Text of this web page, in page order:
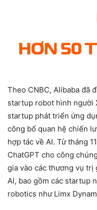
Theo CNBC, Alibaba đã
startup robot hình người
startup phát triển ứng
công bố quan hệ chiến
hợp tác về AI. Từ tháng
ChatGPT cho công
gia vào các thương vụ
AI, bao gồm các startup
robotics như Limx